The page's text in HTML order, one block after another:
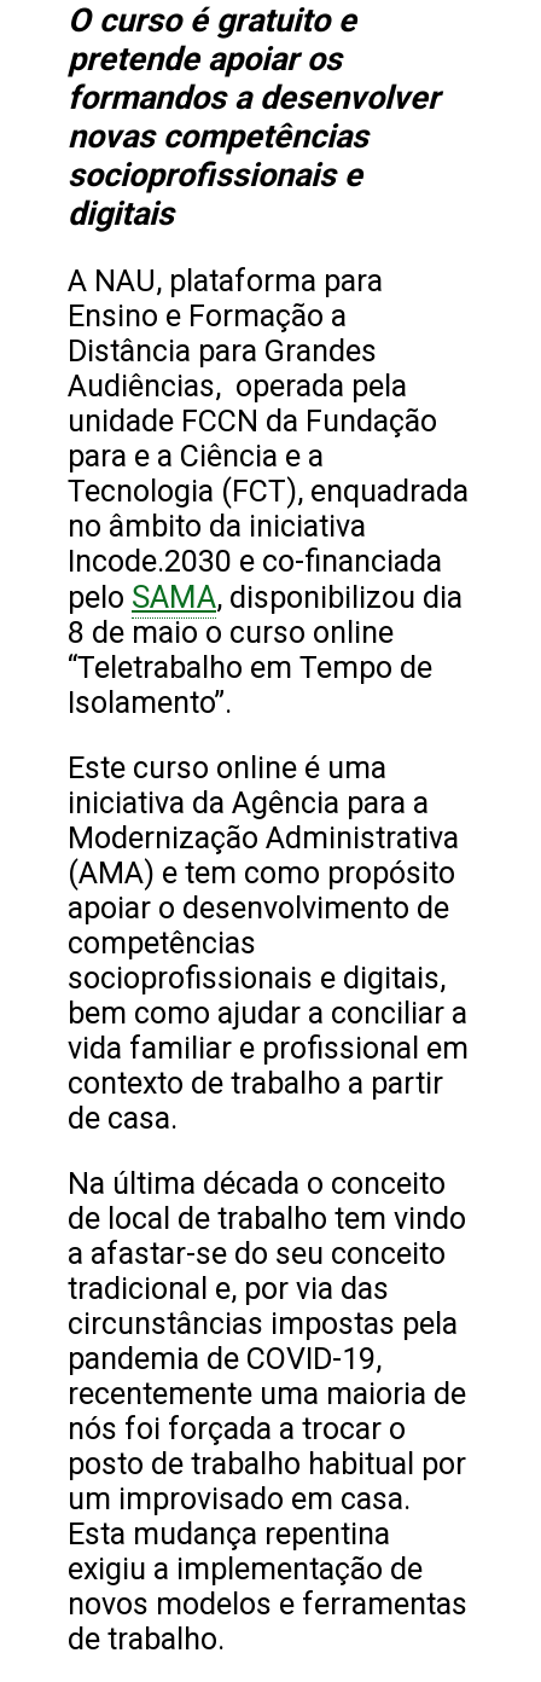
O curso é gratuito e
pretende apoiar os
formandos a desenvolver
novas competências
socioprofissionais e
digitais
A NAU, plataforma para
Ensino e Formação a
Distância para Grandes
Audiências, operada pela
unidade FCCN da Fundação
para e a Ciência e a
Tecnologia (FCT), enquadrada
no âmbito da iniciativa
Incode.2030 e co-financiada
pelo SAMA, disponibilizou dia
8 de maio o curso online
“Teletrabalho em Tempo de
Isolamento”.
Este curso online é uma
iniciativa da Agência para a
Modernização Administrativa
(AMA) e tem como propósito
apoiar o desenvolvimento de
competências
socioprofissionais e digitais,
bem como ajudar a conciliar a
vida familiar e profissional em
contexto de trabalho a partir
de casa.
Na última década o conceito
de local de trabalho tem vindo
a afastar-se do seu conceito
tradicional e, por via das
circunstâncias impostas pela
pandemia de COVID-19,
recentemente uma maioria de
nós foi forçada a trocar o
posto de trabalho habitual por
um improvisado em casa.
Esta mudança repentina
exigiu a implementação de
novos modelos e ferramentas
de trabalho.